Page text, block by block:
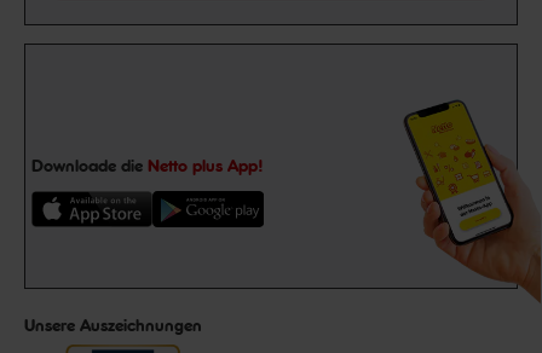
Downloade die Netto plus App!
Unsere Auszeichnungen